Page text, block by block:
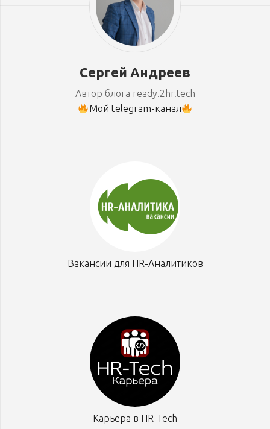
Сергей Андреев
Автор блога ready.2hr.tech
Мой telegram-канал
Вакансии для HR-Аналитиков
Карьера в HR-Tech